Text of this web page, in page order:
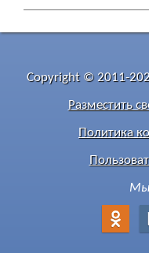
Copyright © 2011-
Разместить
Политика
Мы